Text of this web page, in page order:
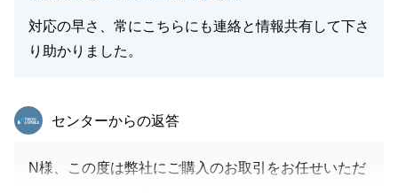
対応の早さ、常にこちらにも連絡と情報共有して下さ
り助かりました。
東急リバブル
センターからの返答
N様、この度は弊社にご購入のお取引をお任せいただ